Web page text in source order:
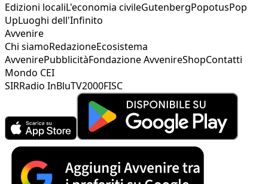
Edizioni localiL'economia civileGutenbergPopotusPop
UpLuoghi dell'Infinito
Avvenire
Chi siamoRedazioneEcosistema
AvvenirePubblicitàFondazione AvvenireShopContatti
Mondo CEI
SIRRadio InBluTV2000FISC